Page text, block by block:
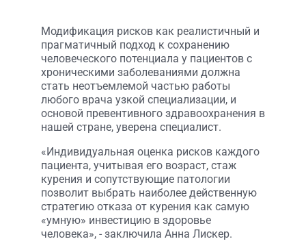
Модификация рисков как реалистичный и
прагматичный подход к сохранению
человеческого потенциала у пациентов с
хроническими заболеваниями должна
стать неотъемлемой частью работы
любого врача узкой специализации, и
основой превентивного здравоохранения в
нашей стране, уверена специалист.
«Индивидуальная оценка рисков каждого
пациента, учитывая его возраст, стаж
курения и сопутствующие патологии
позволит выбрать наиболее действенную
стратегию отказа от курения как самую
«умную» инвестицию в здоровье
человека», - заключила Анна Лискер.